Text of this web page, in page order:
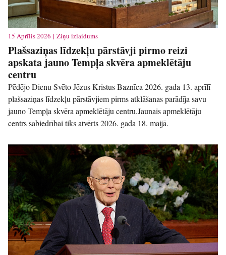
15 Aprīlis 2026 | Ziņu izlaidums
Plašsaziņas līdzekļu pārstāvji pirmo reizi
apskata jauno Tempļa skvēra apmeklētāju
centru
Pēdējo Dienu Svēto Jēzus Kristus Baznīca 2026. gada 13. aprīlī
plašsaziņas līdzekļu pārstāvjiem pirms atklāšanas parādīja savu
jauno Tempļa skvēra apmeklētāju centru.Jaunais apmeklētāju
centrs sabiedrībai tiks atvērts 2026. gada 18. maijā.